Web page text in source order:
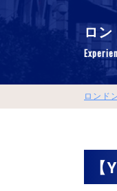
ロ
ロンド